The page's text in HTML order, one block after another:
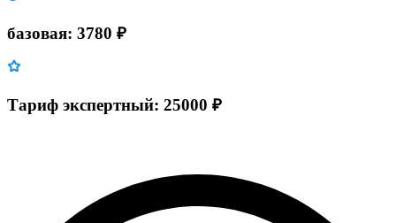
базовая: 3780 ₽
Тариф экспертный: 25000 ₽